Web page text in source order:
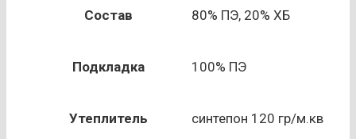
Состав 80% ПЭ, 20% ХБ
Подкладка 100% ПЭ
Утеплитель синтепон 120 гр/м.кв